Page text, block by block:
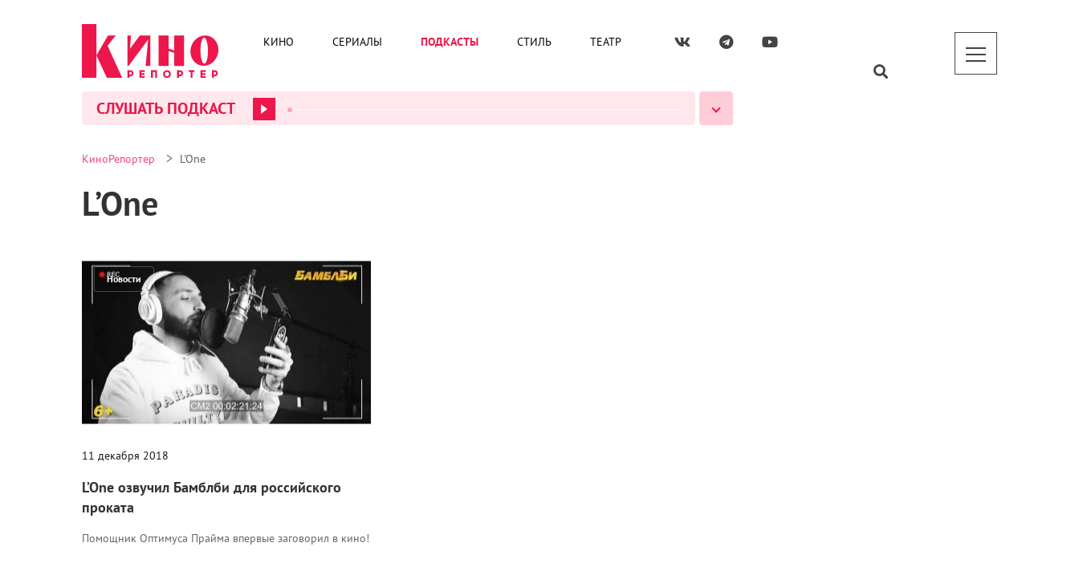
КИНО СЕРИАЛЫ ПОДКАСТЫ СТИЛЬ ТЕАТР
СЛУШАТЬ ПОДКАСТ
КиноРепортер > L'One
L’One
Новости
11 декабря 2018
L’One озвучил Бамблби для российского
проката
Помощник Оптимуса Прайма впервые заговорил в кино!